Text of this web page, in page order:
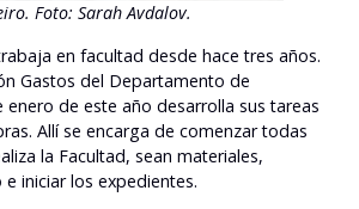
Foto: Sarah Avdalov.
en facultad desde hace tres años.
Gastos del Departamento de
enero de este año desarrolla sus tareas
Allí se encarga de comenzar todas
la Facultad, sean materiales,
iniciar los expedientes.